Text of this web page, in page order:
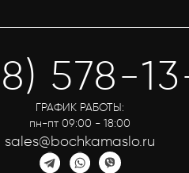
578-
ГРАФИК РАБОТЫ:
пн-пт 09:00 - 18:00
sales@bochkamaslo.ru